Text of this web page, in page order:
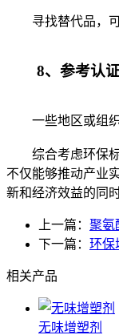
寻找替代品，可
8、参考认证
一些地区或组织
综合考虑环保标
不仅能够推动产业
新和经济效益的同
上一篇： 聚氨
下一篇： 环保
相关产品
无味增塑剂